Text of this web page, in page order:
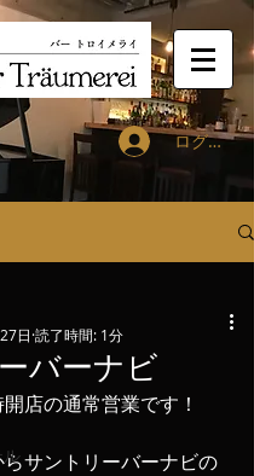
ログイン
バーナビ
日 読了時間: 1分
店の通常営業です！
サントリーバーナビの